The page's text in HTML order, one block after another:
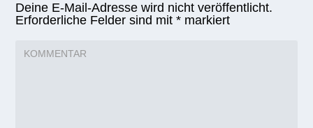
Deine E-Mail-Adresse wird nicht veröffentlicht.
Erforderliche Felder sind mit* markiert